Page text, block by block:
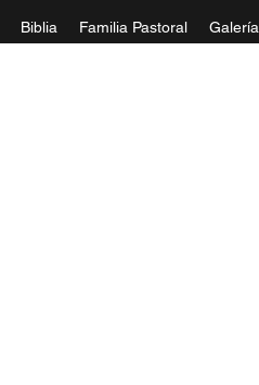
Biblia Familia Pastoral Galería